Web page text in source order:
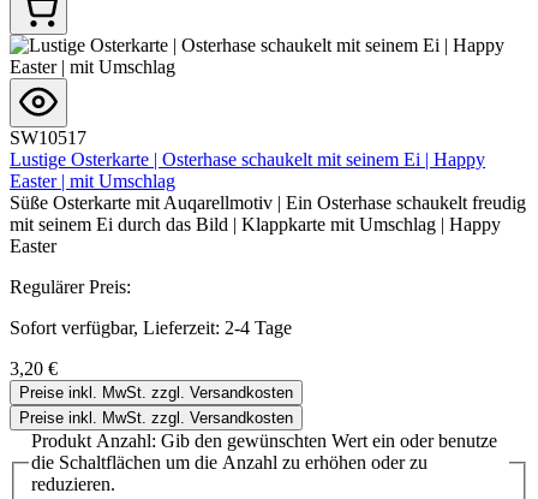
SW10517
Lustige Osterkarte | Osterhase schaukelt mit seinem Ei | Happy
Easter | mit Umschlag
Süße Osterkarte mit Auqarellmotiv | Ein Osterhase schaukelt freudig
mit seinem Ei durch das Bild | Klappkarte mit Umschlag | Happy
Easter
Regulärer Preis:
Sofort verfügbar, Lieferzeit: 2-4 Tage
3,20 €
Preise inkl. MwSt. zzgl. Versandkosten
Preise inkl. MwSt. zzgl. Versandkosten
Produkt Anzahl: Gib den gewünschten Wert ein oder benutze
die Schaltflächen um die Anzahl zu erhöhen oder zu
reduzieren.